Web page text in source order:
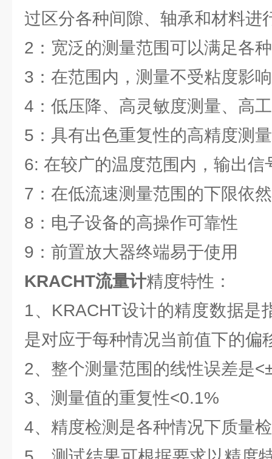
过区分各种间隙、轴承和材料进
2：宽泛的测量范围可以满足各
3：在范围内，测量不受粘度影响
4：低压降、高灵敏度测量、高
5：具有出色重复性的高精度测量
6: 在较广的温度范围内，输出信
7：在低流速测量范围的下限依
8：电子设备的高操作可靠性
9：前置放大器终端易于使用
KRACHT流量计精度特性：
1、KRACHT设计的精度数据是
是对应于每种情况当前值下的偏
2、整个测量范围的线性误差是
3、测量值的重复性<0.1%
4、精度检测是各种情况下质量